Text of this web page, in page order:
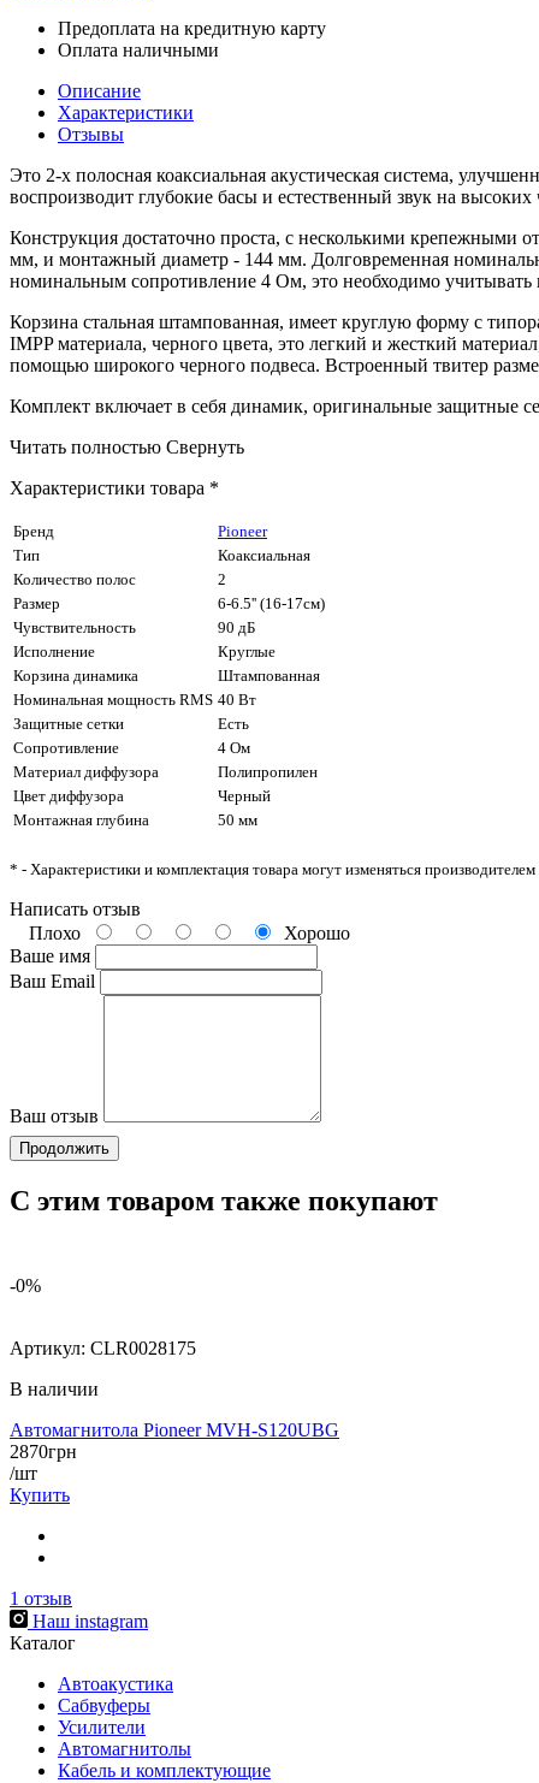
Предоплата на кредитную карту
Оплата наличными
Описание
Характеристики
Отзывы
Это 2-х полосная коаксиальная акустическая система,
воспроизводит глубокие басы и естественный звук на
Конструкция достаточно проста, с несколькими крепежными
мм, и монтажный диаметр - 144 мм. Долговременная
номинальным сопротивление 4 Ом, это необходимо учитывать
Корзина стальная штампованная, имеет круглую форму с
IMPP материала, черного цвета, это легкий и жесткий
помощью широкого черного подвеса. Встроенный твитер
Комплект включает в себя динамик, оригинальные защитные
Читать полностью Свернуть
Характеристики товара *
Бренд
Pioneer
Тип
Коаксиальная
Количество полос
2
Размер
6-6.5'' (16-17см)
Чувствительность
90 дБ
Исполнение
Круглые
Корзина динамика
Штампованная
Номинальная мощность RMS 40 Вт
Защитные сетки
Есть
Сопротивление
4 Ом
Материал диффузора
Полипропилен
Цвет диффузора
Черный
Монтажная глубина
50 мм
* - Характеристики и комплектация товара могут изменяться
Написать отзыв
Плохо
Хорошо
Ваше имя
Ваш Email
Ваш отзыв
Продолжить
С этим товаром также покупают
-0%
Артикул: CLR0028175
В наличии
Автомагнитола Pioneer MVH-S120UBG
2870грн
/шт
Купить
1 отзыв
Наш instagram
Каталог
Автоакустика
Сабвуферы
Усилители
Автомагнитолы
Кабель и комплектующие